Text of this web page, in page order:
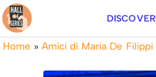
Vai
al
DISCOVER
Home » Amici di Maria De Filippi